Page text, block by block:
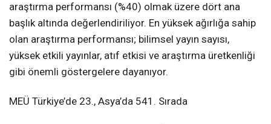
araştırma performansı (%40) olmak üzere dört ana
başlık altında değerlendiriliyor. En yüksek ağırlığa sahip
olan araştırma performansı; bilimsel yayın sayısı,
yüksek etkili yayınlar, atıf etkisi ve araştırma üretkenliği
gibi önemli göstergelere dayanıyor.
MEÜ Türkiye’de 23., Asya’da 541. Sırada